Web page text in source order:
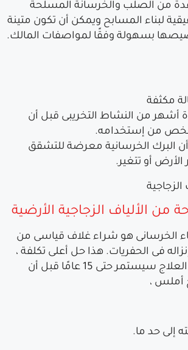
من الصلب والخرسانة المسلحة
لبناء المسابح ويمكن أن تكون متينة
بسهولة وفقًا لمواصفات المالك.
مكثفة
أشهر من النشاط التخريبى قبل أن
من إستخدامه.
البرك الخرسانية معرضة للتشقق
أو تتغير.
الزجاجية
من الألياف الزجاجية الأرضية
الخرسانى هو شراء غلاف قياسى من
فى الحفريات. هذا حل أعلى تكلفة ،
لكن هذا النوع من العلاج سيستمر حتى 15 عامًا قبل أن
أملس ،
إلى حد ما.